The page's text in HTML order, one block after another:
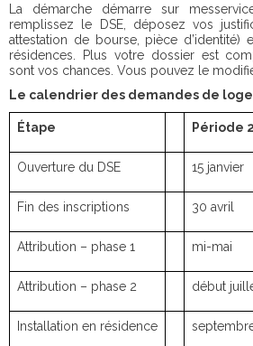
La démarche démarre sur
remplissez le DSE, déposez vos
attestation de bourse, pièce
résidences. Plus votre dossier est
sont vos chances. Vous pouvez le
Le calendrier des demandes de
Étape Période
Ouverture du DSE 15 janvier
Fin des inscriptions 30 avril
Attribution – phase 1 mi-mai
Attribution – phase 2 début
Installation en résidence